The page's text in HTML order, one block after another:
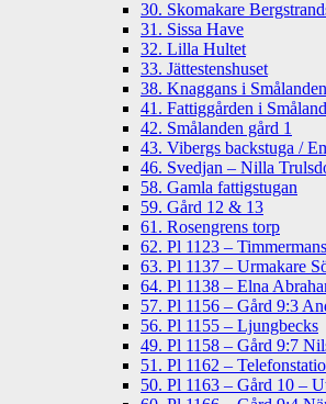
30. Skomakare
31. Sissa Have
32. Lilla Hultet
33. Jättestenshuset
38. Knaggans i Smålanden
41. Fattiggården i
42. Smålanden gård 1
43. Vibergs backstuga /
46. Svedjan – Nilla
58. Gamla fattigstugan
59. Gård 12 & 13
61. Rosengrens torp
62. Pl 1123 –
63. Pl 1137 – Urmakare
64. Pl 1138 – Elna
57. Pl 1156 – Gård 9:3
56. Pl 1155 – Ljungbecks
49. Pl 1158 – Gård 9:7
51. Pl 1162 –
50. Pl 1163 – Gård 10 –